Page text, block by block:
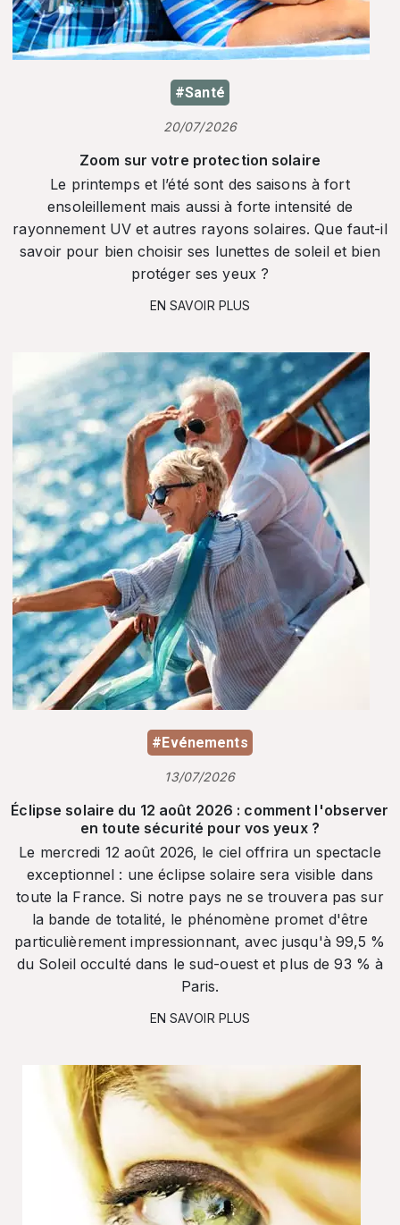
#Santé
20/07/2026
Zoom sur votre protection solaire
Le printemps et l’été sont des saisons à fort
ensoleillement mais aussi à forte intensité de
rayonnement UV et autres rayons solaires. Que faut-il
savoir pour bien choisir ses lunettes de soleil et bien
protéger ses yeux ?
EN SAVOIR PLUS
#Evénements
13/07/2026
Éclipse solaire du 12 août 2026 : comment l'observer
en toute sécurité pour vos yeux ?
Le mercredi 12 août 2026, le ciel offrira un spectacle
exceptionnel : une éclipse solaire sera visible dans
toute la France. Si notre pays ne se trouvera pas sur
la bande de totalité, le phénomène promet d'être
particulièrement impressionnant, avec jusqu'à 99,5 %
du Soleil occulté dans le sud-ouest et plus de 93 % à
Paris.
EN SAVOIR PLUS